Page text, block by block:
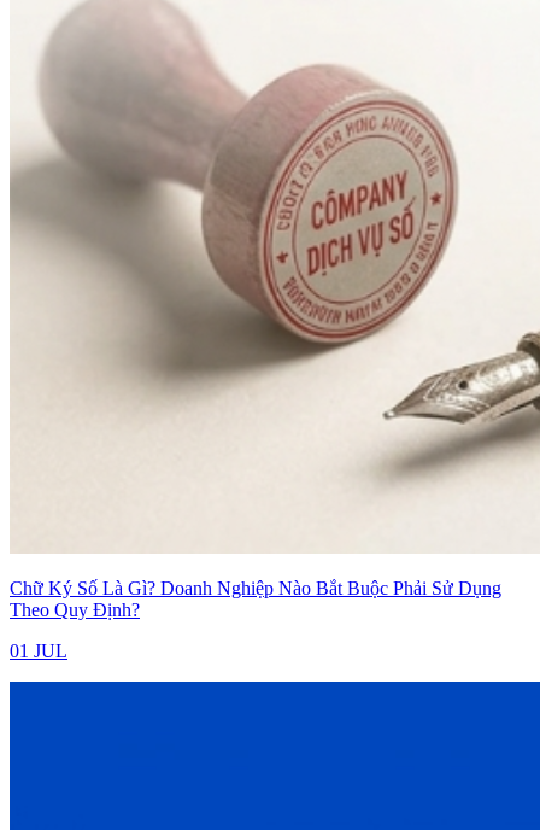
Chữ Ký Số Là Gì? Doanh Nghiệp Nào Bắt Buộc Phải Sử Dụng
Theo Quy Định?
01 JUL